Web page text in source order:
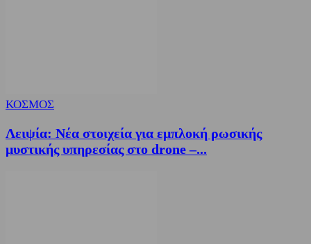
ΚΟΣΜΟΣ
Λειψία: Νέα στοιχεία για εμπλοκή ρωσικής
μυστικής υπηρεσίας στο drone –...